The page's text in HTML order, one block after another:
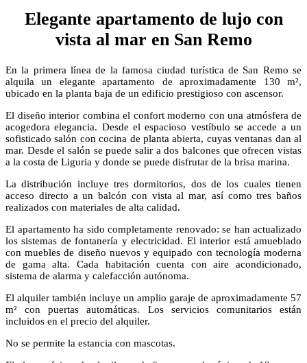
Elegante apartamento de lujo con
vista al mar en San Remo
En la primera línea de la famosa ciudad turística de San Remo se
alquila un elegante apartamento de aproximadamente 130 m²,
ubicado en la planta baja de un edificio prestigioso con ascensor.
El diseño interior combina el confort moderno con una atmósfera de
acogedora elegancia. Desde el espacioso vestíbulo se accede a un
sofisticado salón con cocina de planta abierta, cuyas ventanas dan al
mar. Desde el salón se puede salir a dos balcones que ofrecen vistas
a la costa de Liguria y donde se puede disfrutar de la brisa marina.
La distribución incluye tres dormitorios, dos de los cuales tienen
acceso directo a un balcón con vista al mar, así como tres baños
realizados con materiales de alta calidad.
El apartamento ha sido completamente renovado: se han actualizado
los sistemas de fontanería y electricidad. El interior está amueblado
con muebles de diseño nuevos y equipado con tecnología moderna
de gama alta. Cada habitación cuenta con aire acondicionado,
sistema de alarma y calefacción autónoma.
El alquiler también incluye un amplio garaje de aproximadamente 57
m² con puertas automáticas. Los servicios comunitarios están
incluidos en el precio del alquiler.
No se permite la estancia con mascotas.